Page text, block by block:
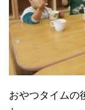
おやつタイムの